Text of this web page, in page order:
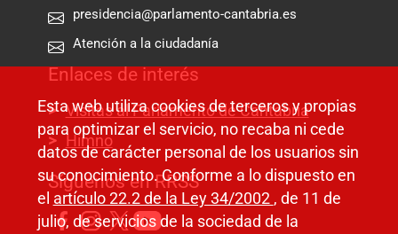
presidencia@parlamento-cantabria.es
Atención a la ciudadanía
Enlaces de interés
Visitas al Parlamento de Cantabria
Himno
Síguenos en RRSS
Esta web utiliza cookies de terceros y propias
para optimizar el servicio, no recaba ni cede
datos de carácter personal de los usuarios sin
su conocimiento. Conforme a lo dispuesto en
el artículo 22.2 de la Ley 34/2002 , de 11 de
julio, de servicios de la sociedad de la